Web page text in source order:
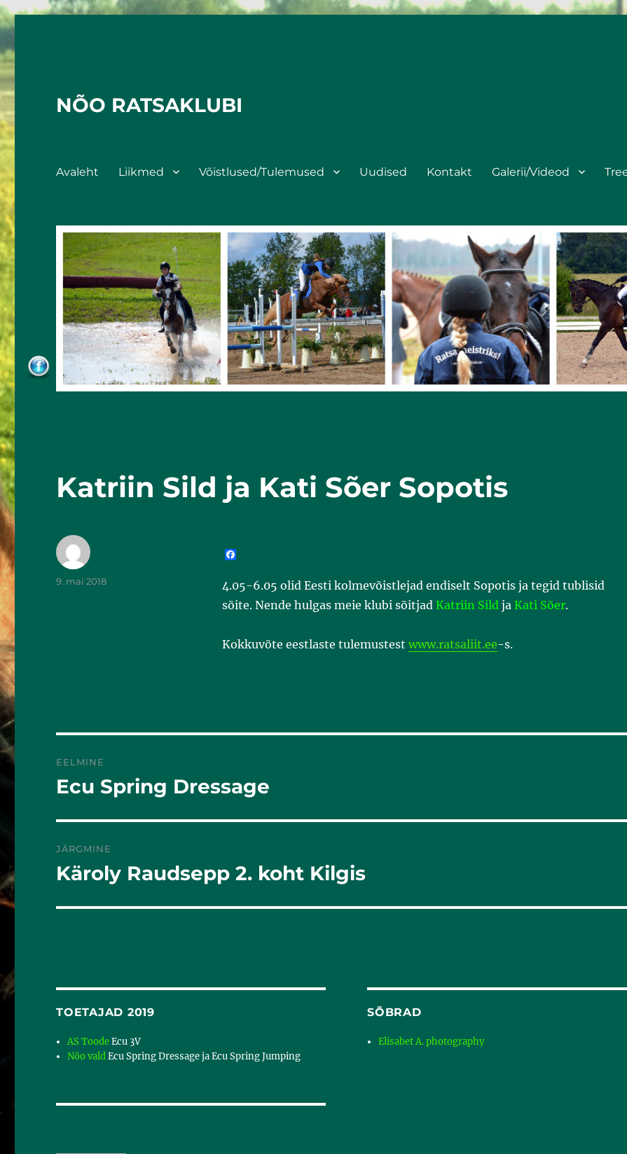
NÕO RATSAKLUBI
Avaleht Liikmed Võistlused/Tulemused Uudised Kontakt Galerii/Videod
Katriin Sild ja Kati Sõer Sopotis
F
e
b
o
4.05-6.05 olid Eesti kolmevõistlejad endiselt Sopotis ja tegid tublisid
sõite. Nende hulgas meie klubi sõitjad Katriin Sild ja Kati Sõer.
Kokkuvõte eestlaste tulemustest www.ratsaliit.ee-s.
9. mai 2018
EELMINE
Eelmine
Ecu Spring Dressage
JÄRGMINE
Järgmine
Käroly Raudsepp 2. koht Kilgis
TOETAJAD 2019
AS ToodeEcu 3V
Nõo valdEcu Spring Dressage ja Ecu Spring Jumping
SÕBRAD
Elisabet A. photography